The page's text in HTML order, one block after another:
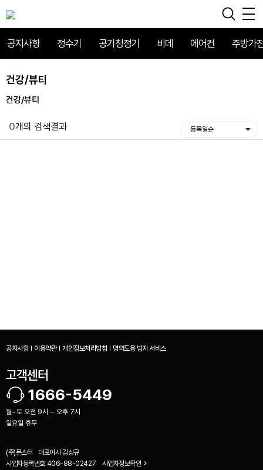
공지사항 정수기 공기청정기 비데 에어컨 주방가
건강/뷰티
건강/뷰티
0개의 검색결과 등록일순
공지사항 이용약관 개인정보처리방침 명의도용 방지 서비스
고객센터
1666-5449
월~토 오전 9시 ~ 오후 7시
일요일 휴무
(주)몬스터 대표이사 김상규
사업자등록번호 406-88-02427
사업자정보확인